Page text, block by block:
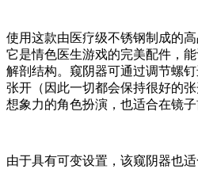
使用这款由医疗级不锈钢制成的
它是情色医生游戏的完美配件，
解剖结构。窥阴器可通过调节螺
张开（因此一切都会保持很好的
想象力的角色扮演，也适合在镜子
由于具有可变设置，该窥阴器也